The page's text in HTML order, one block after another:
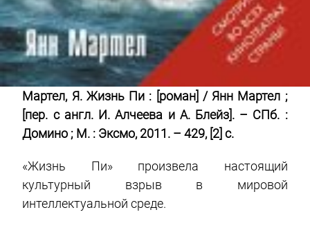
Мартел, Я. Жизнь Пи : [роман] / Янн Мартел ;
[пер. с англ. И. Алчеева и А. Блейз]. – СПб. :
Домино ; М. : Эксмо, 2011. – 429, [2] с.
«Жизнь Пи» произвела настоящий
культурный взрыв в мировой
интеллектуальной среде.